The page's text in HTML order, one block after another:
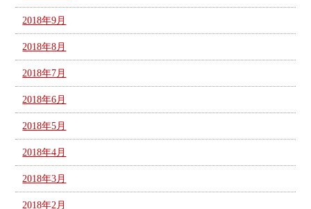
2018年9月
2018年8月
2018年7月
2018年6月
2018年5月
2018年4月
2018年3月
2018年2月